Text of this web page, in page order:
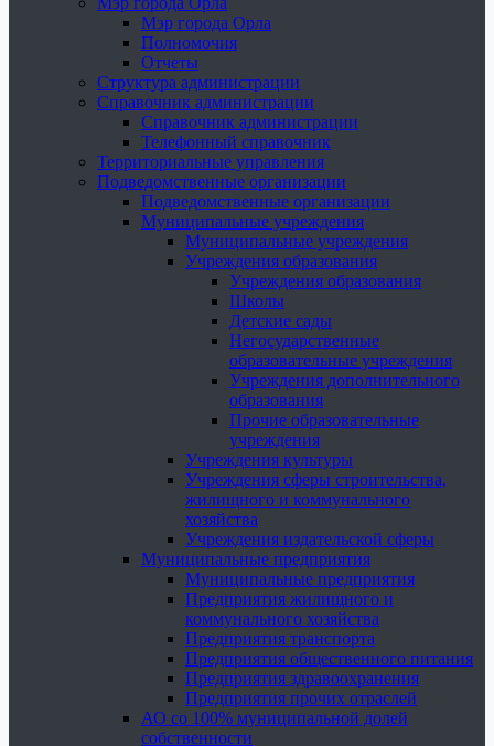
Мэр города Орла
Полномочия
Отчеты
Структура администрации
Справочник администрации
Справочник администрации
Телефонный справочник
Территориальные управления
Подведомственные организации
Подведомственные организации
Муниципальные учреждения
Муниципальные учреждения
Учреждения образования
Учреждения образования
Школы
Детские сады
Негосударственные
образовательные учреждения
Учреждения дополнительного
образования
Прочие образовательные
учреждения
Учреждения культуры
Учреждения сферы строительства,
жилищного и коммунального
хозяйства
Учреждения издательской сферы
Муниципальные предприятия
Муниципальные предприятия
Предприятия жилищного и
коммунального хозяйства
Предприятия транспорта
Предприятия общественного питания
Предприятия здравоохранения
Предприятия прочих отраслей
АО со 100% муниципальной долей
собственности